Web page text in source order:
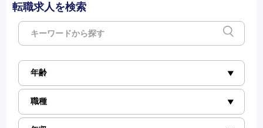
転職求人を検索